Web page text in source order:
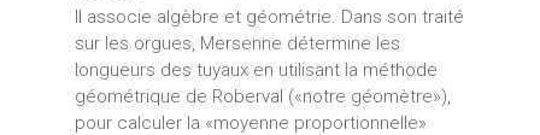
Il associe algèbre et géométrie. Dans son traité
sur les orgues, Mersenne détermine les
longueurs des tuyaux en utilisant la méthode
géométrique de Roberval («notre géomètre»),
pour calculer la «moyenne proportionnelle»